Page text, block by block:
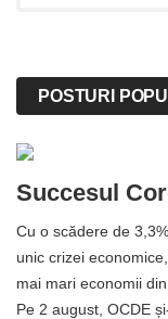
POSTURI
Succesul
Cu o scădere de
unic crizei
mai mari economii
Pe 2 august, OCDE